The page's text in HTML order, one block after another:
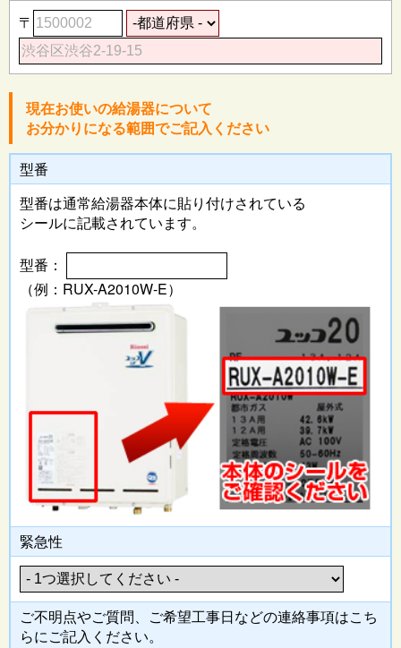
〒
現在お使いの給湯器について
お分かりになる範囲でご記入ください
型番
型番は通常給湯器本体に貼り付けされている
シールに記載されています。
型番：
（例：RUX-A2010W-E）
緊急性
ご不明点やご質問、ご希望工事日などの連絡事項はこち
らにご記入 ください。